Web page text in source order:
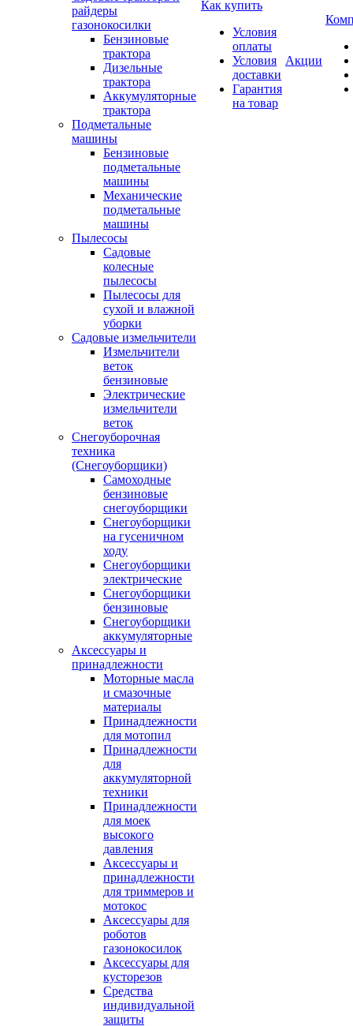
райдеры
газонокосилки
Бензиновые
трактора
Дизельные
трактора
Аккумуляторные
трактора
Подметальные
машины
Бензиновые
подметальные
машины
Механические
подметальные
машины
Пылесосы
Садовые
колесные
пылесосы
Пылесосы для
сухой и влажной
уборки
Садовые измельчители
Измельчители
веток
бензиновые
Электрические
измельчители
веток
Снегоуборочная
техника
(Снегоуборщики)
Самоходные
бензиновые
снегоуборщики
Снегоуборщики
на гусеничном
ходу
Снегоуборщики
электрические
Снегоуборщики
бензиновые
Снегоуборщики
аккумуляторные
Аксессуары и
принадлежности
Моторные масла
и смазочные
материалы
Принадлежности
для мотопил
Принадлежности
для
аккумуляторной
техники
Принадлежности
для моек
высокого
давления
Аксессуары и
принадлежности
для триммеров и
мотокос
Аксессуары для
роботов
газонокосилок
Аксессуары для
кусторезов
Средства
индивидуальной
защиты
Как купить
Условия
оплаты
Условия
доставки
Гарантия
на товар
Акции